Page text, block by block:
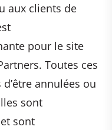
aux clients de
pour le site
Toutes ces
annulées ou
sont
sont